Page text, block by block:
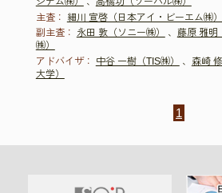
主査：
細川 宣啓（日本アイ・ビーエム㈱）
副主査：
永田 敦（ソニー㈱） 、 藤原 雅明
㈱）
アドバイザ：
中谷 一樹（TIS㈱） 、 森崎
大学）
1